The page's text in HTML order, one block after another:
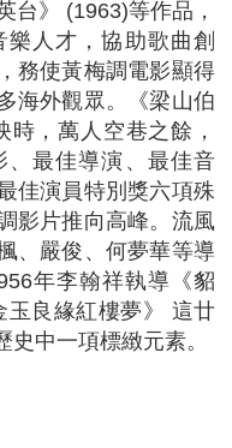
台》 (1963)等作品，
人才，協助歌曲創
務使黃梅調電影顯得
海外觀眾。《梁山伯
，萬人空巷之餘，
、最佳導演、最佳音
佳演員特別獎六項殊
影片推向高峰。流風
、嚴俊、何夢華等導
年李翰祥執導《貂
玉良緣紅樓夢》 這廿
中一項標緻元素。